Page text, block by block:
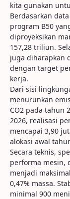
kita gunakan
Berdasarkan data
program B50
diproyeksikan
157,28 triliun.
juga diharapkan
dengan target
kerja.
Dari sisi
menurunkan
CO2 pada tahun
2026, realisasi
mencapai 3,90
alokasi awal
Secara teknis,
performa mesin,
menjadi
0,47% massa.
minimal 900